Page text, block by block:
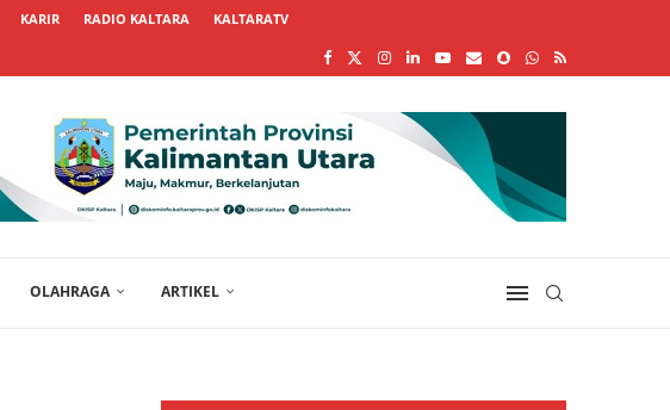
KARIR RADIO KALTARA KALTARATV
OLAHRAGA ARTIKEL